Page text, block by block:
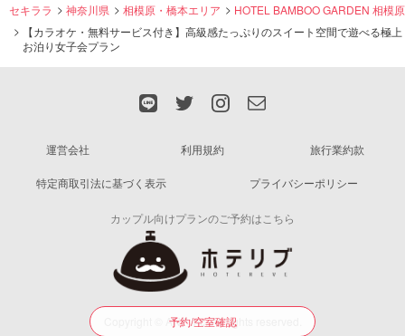
予約/空室確認
セキララ 神奈川県 相模原・橋本エリア
HOTEL BAMBOO GARDEN 相模原
【カラオケ・無料サービス付き】高級感たっぷりのスイート空間で遊べる極上
お泊り女子会プラン
運営会社 利用規約 旅行業約款
特定商取引法に基づく表示 プライバシーポリシー
カップル向けプランのご予約はこちら
Copyright © ANP Inc. All rights reserved.